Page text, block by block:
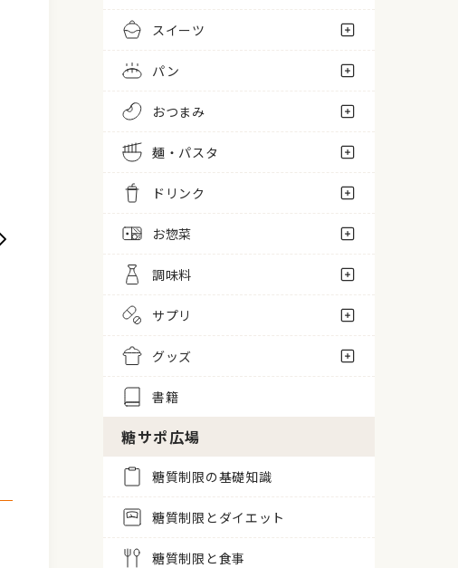
スイーツ
パン
おつまみ
麺・パスタ
ドリンク
お惣菜
調味料
サプリ
グッズ
書籍
糖サポ広場
糖質制限の基礎知識
糖質制限とダイエット
糖質制限と食事